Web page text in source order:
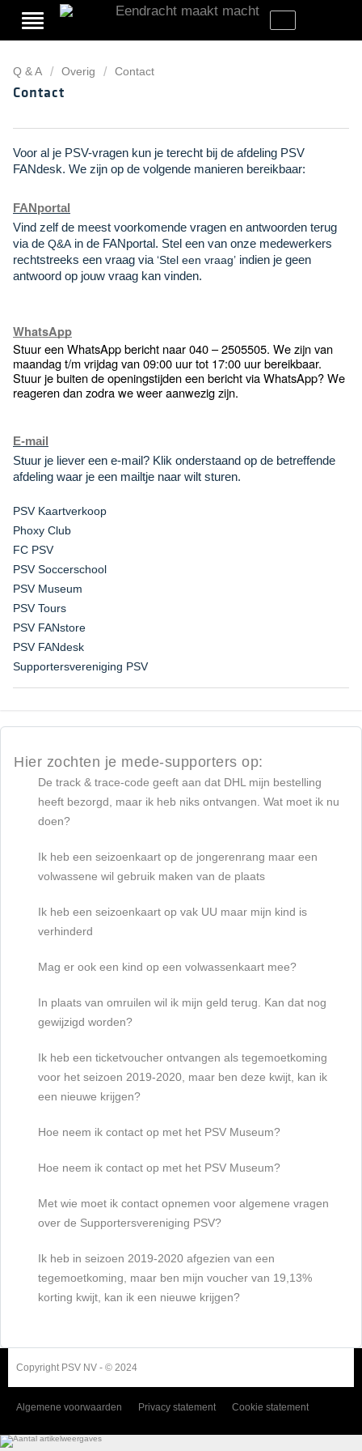
Q & A Overig Contact
Contact
Voor al je PSV-vragen kun je terecht bij de afdeling PSV
FANdesk. We zijn op de volgende manieren bereikbaar:
FANportal
Vind zelf de meest voorkomende vragen en antwoorden terug
via de Q&A in de FANportal. Stel een van onze medewerkers
rechtstreeks een vraag via ‘Stel een vraag’ indien je geen
antwoord op jouw vraag kan vinden.
WhatsApp
Stuur een WhatsApp bericht naar 040 – 2505505. We zijn van
maandag t/m vrijdag van 09:00 uur tot 17:00 uur bereikbaar.
Stuur je buiten de openingstijden een bericht via WhatsApp? We
reageren dan zodra we weer aanwezig zijn.
E-mail
Stuur je liever een e-mail? Klik onderstaand op de betreffende
afdeling waar je een mailtje naar wilt sturen.
PSV Kaartverkoop
Phoxy Club
FC PSV
PSV Soccerschool
PSV Museum
PSV Tours
PSV FANstore
PSV FANdesk
Supportersvereniging PSV
Hier zochten je mede-supporters op:
De track & trace-code geeft aan dat DHL mijn bestelling
heeft bezorgd, maar ik heb niks ontvangen. Wat moet ik nu
doen?
Ik heb een seizoenkaart op de jongerenrang maar een
volwassene wil gebruik maken van de plaats
Ik heb een seizoenkaart op vak UU maar mijn kind is
verhinderd
Mag er ook een kind op een volwassenkaart mee?
In plaats van omruilen wil ik mijn geld terug. Kan dat nog
gewijzigd worden?
Ik heb een ticketvoucher ontvangen als tegemoetkoming
voor het seizoen 2019-2020, maar ben deze kwijt, kan ik
een nieuwe krijgen?
Hoe neem ik contact op met het PSV Museum?
Hoe neem ik contact op met het PSV Museum?
Met wie moet ik contact opnemen voor algemene vragen
over de Supportersvereniging PSV?
Ik heb in seizoen 2019-2020 afgezien van een
tegemoetkoming, maar ben mijn voucher van 19,13%
korting kwijt, kan ik een nieuwe krijgen?
Copyright PSV NV - © 2024
Algemene voorwaarden Privacy statement Cookie statement